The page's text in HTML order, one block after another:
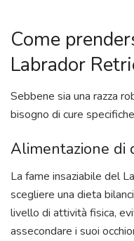
Come
Labrador
Sebbene sia una razza
bisogno di cure
Alimentazione di
La fame insaziabile del
scegliere una dieta
livello di attività fisica,
assecondare i suoi